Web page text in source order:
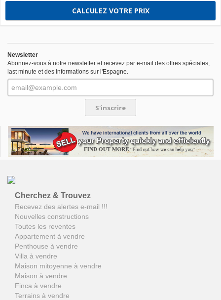
CALCULEZ VOTRE PRIX
Newsletter
Abonnez-vous à notre newsletter et recevez par e-mail des offres spéciales,
last minute et des informations sur l'Espagne.
S'inscrire
Cherchez & Trouvez
Recevez des alertes e-mail !!!
Nouvelles constructions
Toutes les reventes
Appartement à vendre
Penthouse à vendre
Villa à vendre
Maison mitoyenne à vendre
Maison à vendre
Finca à vendre
Terrains à vendre